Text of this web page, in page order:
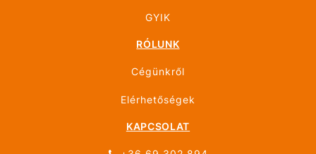
GYIK
RÓLUNK
Cégünkről
Elérhetőségek
KAPCSOLAT